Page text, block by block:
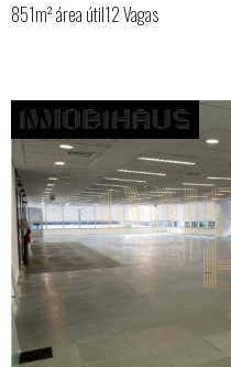
851m² área útil12 Vagas